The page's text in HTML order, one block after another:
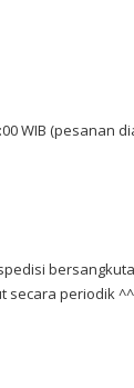
WIB (pesanan
secara periodik ^^